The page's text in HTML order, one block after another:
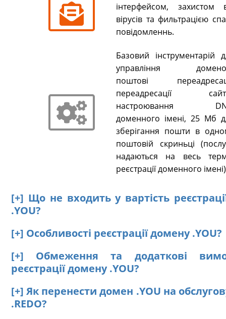
інтерфейсом, захистом
вірусів та фильтрацією
повідомленнь.
Базовий інструментарій
управління
поштові
переадресації
настроювання
доменного імені, 25 Мб
зберігання пошти в
поштовій скриньці
надаються на весь
реєстрації доменного
[+] Що не входить у вартість
.YOU?
[+] Особливості реєстрації домену .YOU?
[+] Обмеження та додаткові
реєстрації домену .YOU?
[+] Як перенести домен .YOU на
.REDO?